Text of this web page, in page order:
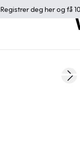
Registrer deg herog få